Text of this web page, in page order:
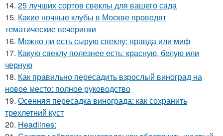
14. 25 лучших сортов свеклы для вашего сада
15. Какие ночные клубы в Москве проводят
тематические вечеринки
16. Можно ли есть сырую свеклу: правда или миф
17. Какую свеклу полезнее есть: красную, белую или
черную
18. Как правильно пересадить взрослый виноград на
новое место: полное руководство
19. Осенняя пересадка винограда: как сохранить
трехлетний куст
20. Headlines: